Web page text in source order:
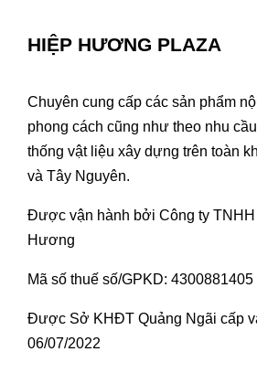
HIỆP HƯƠNG PLAZA
Chuyên cung cấp các sản phẩm
phong cách cũng như theo nhu
thống vật liệu xây dựng trên toàn
và Tây Nguyên.
Được vận hành bởi Công ty
Hương
Mã số thuế số/GPKD: 4300881405
Được Sở KHĐT Quảng Ngãi cấp
06/07/2022